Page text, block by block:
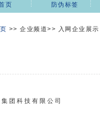
页 防伪标签
>> 企业频道>> 入网企业展示
团科技有限公司